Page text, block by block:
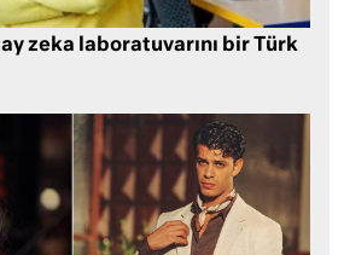
zeka laboratuvarını bir Türk